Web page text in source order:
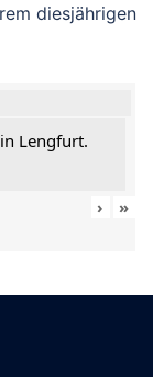
diesjährigen
Lengfurt.
› »